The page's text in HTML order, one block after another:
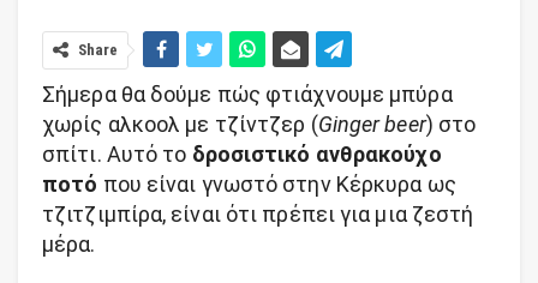
Share
Σήμερα θα δούμε πώς φτιάχνουμε μπύρα
χωρίς αλκοολ με τζίντζερ (Ginger beer) στο
σπίτι. Αυτό το δροσιστικό ανθρακούχο
ποτό που είναι γνωστό στην Κέρκυρα ως
τζιτζιμπίρα, είναι ότι πρέπει για μια ζεστή
μέρα.